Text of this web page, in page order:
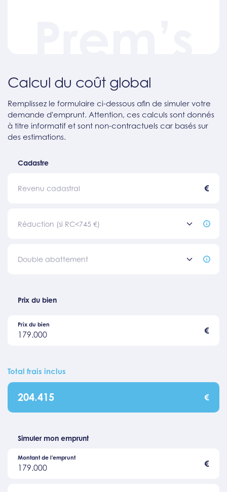
Calcul du coût global
Remplissez le formulaire ci-dessous afin de simuler votre
demande d'emprunt. Attention, ces calculs sont donnés
à titre informatif et sont non-contractuels car basés sur
des estimations.
Cadastre
Revenu cadastral €
Réduction (si RC<745 €)
Double abattement
Prix du bien
179.000
Prix du bien
€
Total frais inclus
204.415 €
Simuler mon emprunt
179.000
Montant de l'emprunt
€